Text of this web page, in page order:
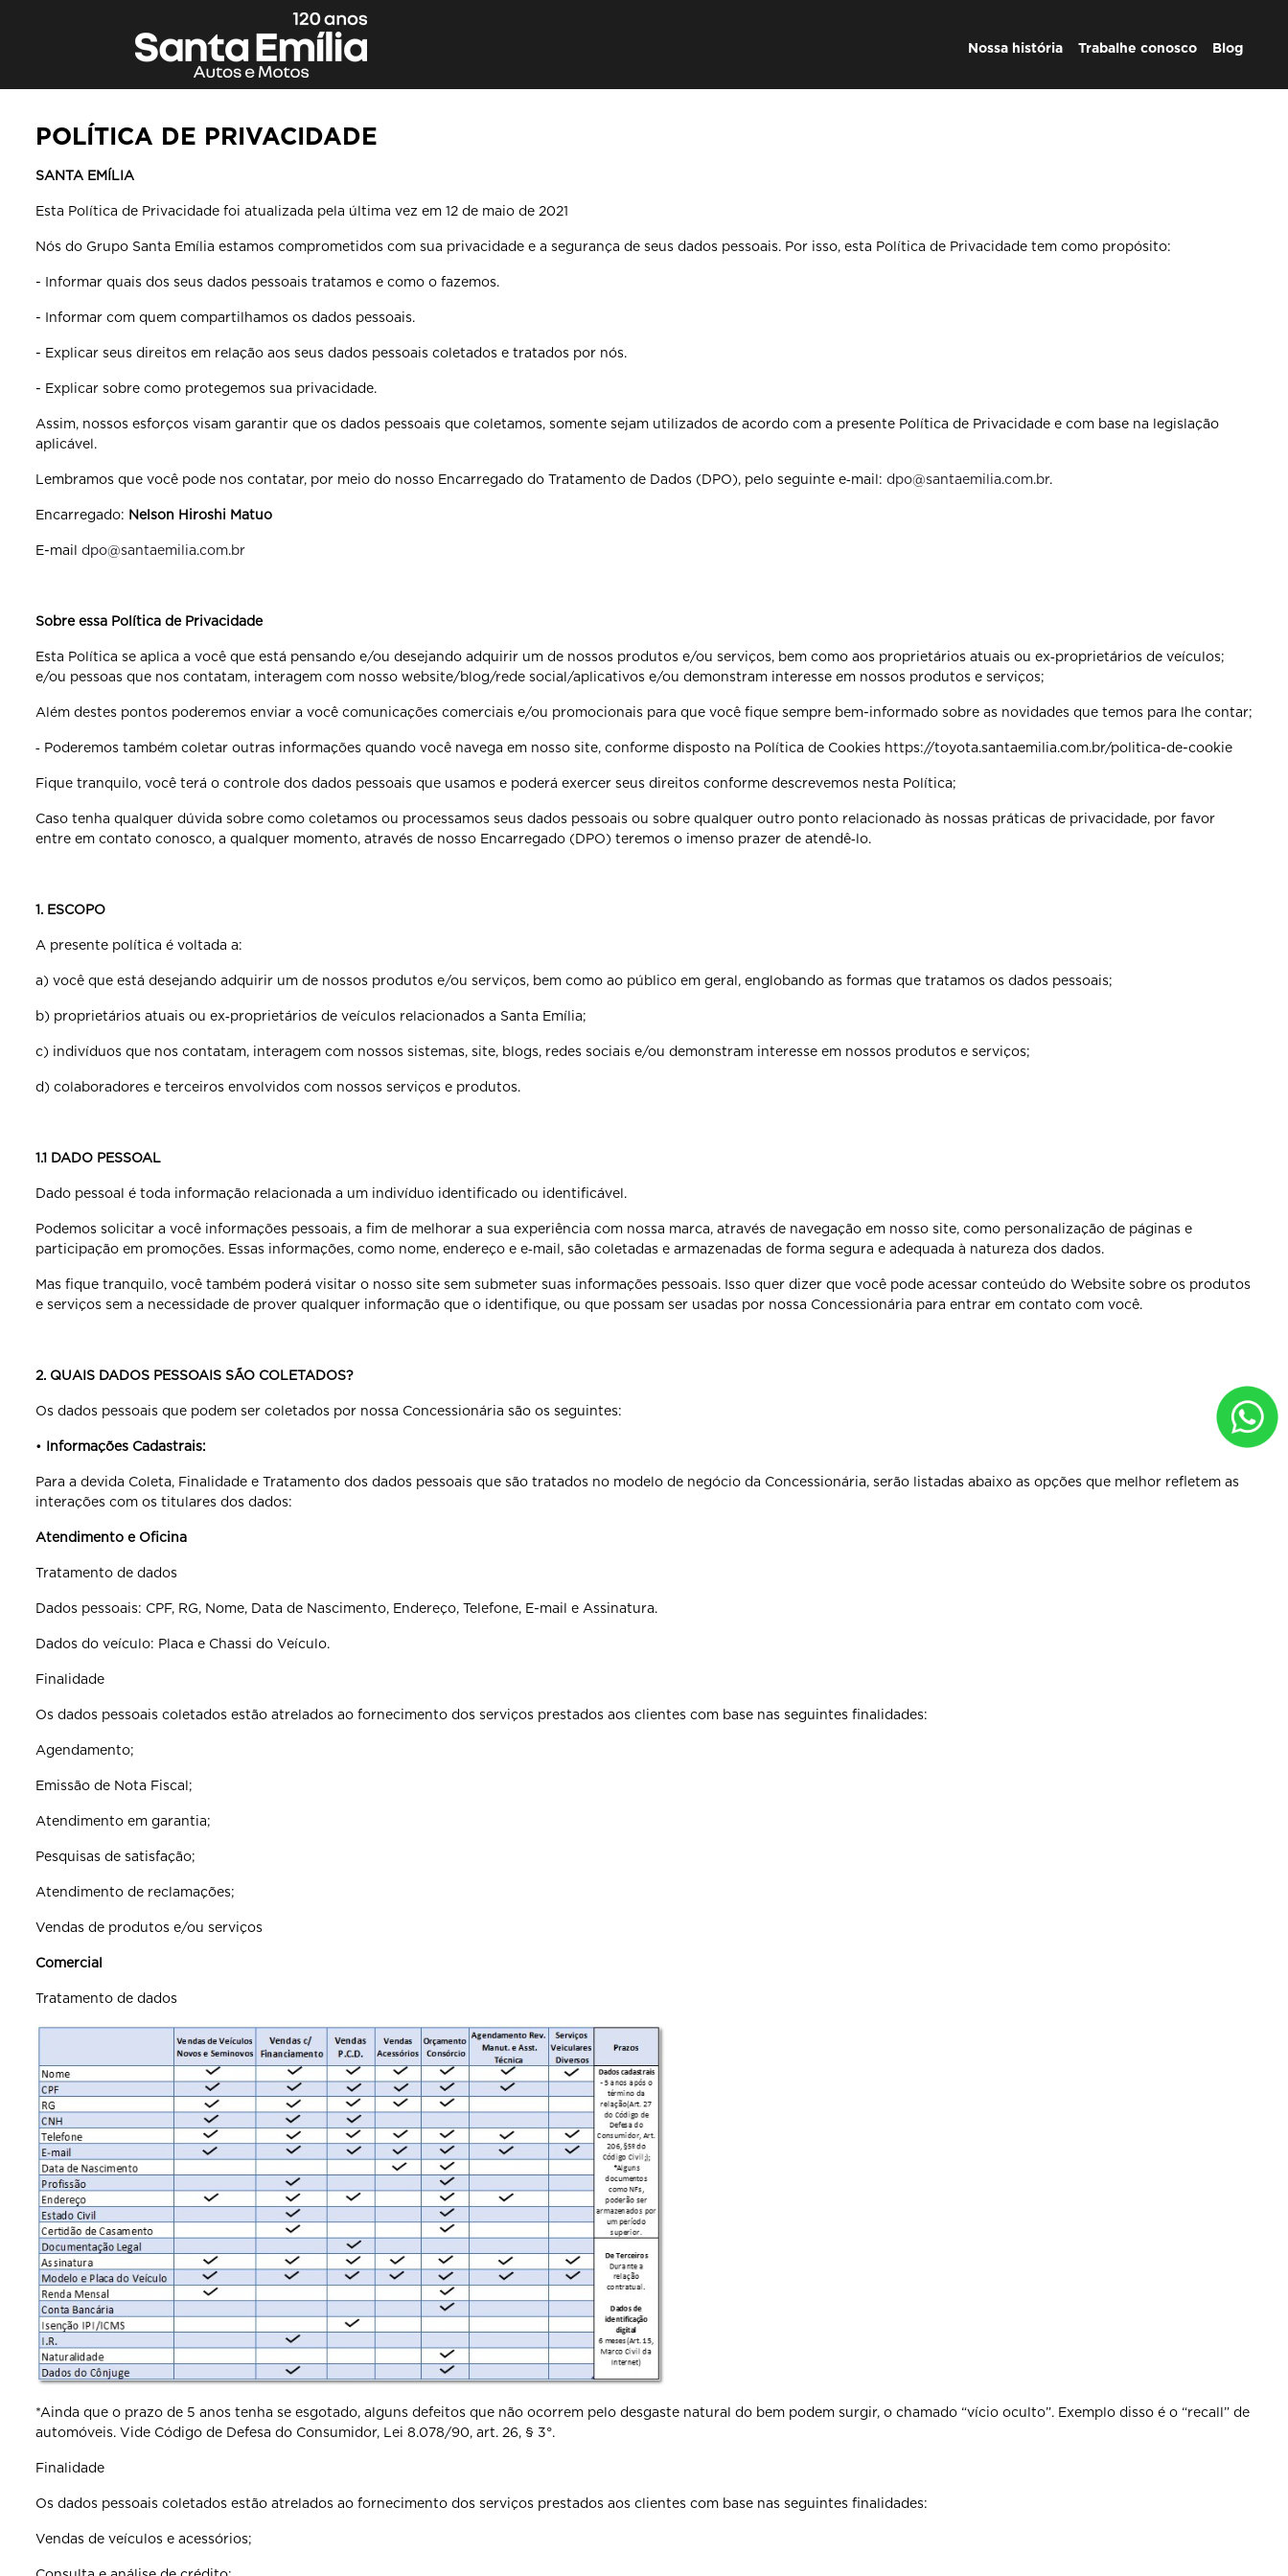
Nossa história Trabalhe conosco Blog
POLÍTICA DE PRIVACIDADE
SANTA EMÍLIA
Esta Política de Privacidade foi atualizada pela última vez em 12 de maio de 2021
Nós do Grupo Santa Emília estamos comprometidos com sua privacidade e a segurança de seus dados pessoais. Por isso, esta Política de Privacidade tem como propósito:
- Informar quais dos seus dados pessoais tratamos e como o fazemos.
- Informar com quem compartilhamos os dados pessoais.
- Explicar seus direitos em relação aos seus dados pessoais coletados e tratados por nós.
- Explicar sobre como protegemos sua privacidade.
Assim, nossos esforços visam garantir que os dados pessoais que coletamos, somente sejam utilizados de acordo com a presente Política de Privacidade e com base na legislação
aplicável.
Lembramos que você pode nos contatar, por meio do nosso Encarregado do Tratamento de Dados (DPO), pelo seguinte e‐mail: dpo@santaemilia.com.br.
Encarregado: Nelson Hiroshi Matuo
E-mail dpo@santaemilia.com.br
Sobre essa Política de Privacidade
Esta Política se aplica a você que está pensando e/ou desejando adquirir um de nossos produtos e/ou serviços, bem como aos proprietários atuais ou ex‐proprietários de veículos;
e/ou pessoas que nos contatam, interagem com nosso website/blog/rede social/aplicativos e/ou demonstram interesse em nossos produtos e serviços;
Além destes pontos poderemos enviar a você comunicações comerciais e/ou promocionais para que você fique sempre bem-informado sobre as novidades que temos para lhe contar;
‐ Poderemos também coletar outras informações quando você navega em nosso site, conforme disposto na Política de Cookies https://toyota.santaemilia.com.br/politica-de-cookie
Fique tranquilo, você terá o controle dos dados pessoais que usamos e poderá exercer seus direitos conforme descrevemos nesta Política;
Caso tenha qualquer dúvida sobre como coletamos ou processamos seus dados pessoais ou sobre qualquer outro ponto relacionado às nossas práticas de privacidade, por favor
entre em contato conosco, a qualquer momento, através de nosso Encarregado (DPO) teremos o imenso prazer de atendê‐lo.
1. ESCOPO
A presente política é voltada a:
a) você que está desejando adquirir um de nossos produtos e/ou serviços, bem como ao público em geral, englobando as formas que tratamos os dados pessoais;
b) proprietários atuais ou ex‐proprietários de veículos relacionados a Santa Emília;
c) indivíduos que nos contatam, interagem com nossos sistemas, site, blogs, redes sociais e/ou demonstram interesse em nossos produtos e serviços;
d) colaboradores e terceiros envolvidos com nossos serviços e produtos.
1.1 DADO PESSOAL
Dado pessoal é toda informação relacionada a um indivíduo identificado ou identificável.
Podemos solicitar a você informações pessoais, a fim de melhorar a sua experiência com nossa marca, através de navegação em nosso site, como personalização de páginas e
participação em promoções. Essas informações, como nome, endereço e e‐mail, são coletadas e armazenadas de forma segura e adequada à natureza dos dados.
Mas fique tranquilo, você também poderá visitar o nosso site sem submeter suas informações pessoais. Isso quer dizer que você pode acessar conteúdo do Website sobre os produtos
e serviços sem a necessidade de prover qualquer informação que o identifique, ou que possam ser usadas por nossa Concessionária para entrar em contato com você.
2. QUAIS DADOS PESSOAIS SÃO COLETADOS?
Os dados pessoais que podem ser coletados por nossa Concessionária são os seguintes:
• Informações Cadastrais:
Para a devida Coleta, Finalidade e Tratamento dos dados pessoais que são tratados no modelo de negócio da Concessionária, serão listadas abaixo as opções que melhor refletem as
interações com os titulares dos dados:
Atendimento e Oficina
Tratamento de dados
Dados pessoais: CPF, RG, Nome, Data de Nascimento, Endereço, Telefone, E-mail e Assinatura.
Dados do veículo: Placa e Chassi do Veículo.
Finalidade
Os dados pessoais coletados estão atrelados ao fornecimento dos serviços prestados aos clientes com base nas seguintes finalidades:
Agendamento;
Emissão de Nota Fiscal;
Atendimento em garantia;
Pesquisas de satisfação;
Atendimento de reclamações;
Vendas de produtos e/ou serviços
Comercial
Tratamento de dados
*Ainda que o prazo de 5 anos tenha se esgotado, alguns defeitos que não ocorrem pelo desgaste natural do bem podem surgir, o chamado “vício oculto”. Exemplo disso é o “recall” de
automóveis. Vide Código de Defesa do Consumidor, Lei 8.078/90, art. 26, § 3°.
Finalidade
Os dados pessoais coletados estão atrelados ao fornecimento dos serviços prestados aos clientes com base nas seguintes finalidades:
Vendas de veículos e acessórios;